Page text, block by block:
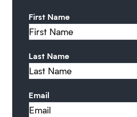
First Name
Last Name
Email